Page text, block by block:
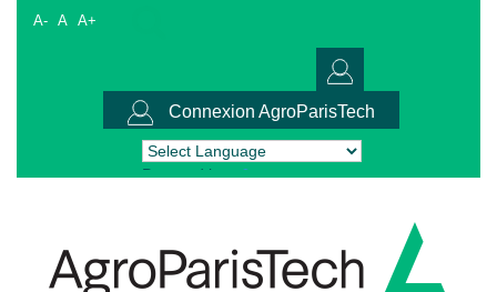
A- A A+
Connexion AgroParisTech
Powered by Translate